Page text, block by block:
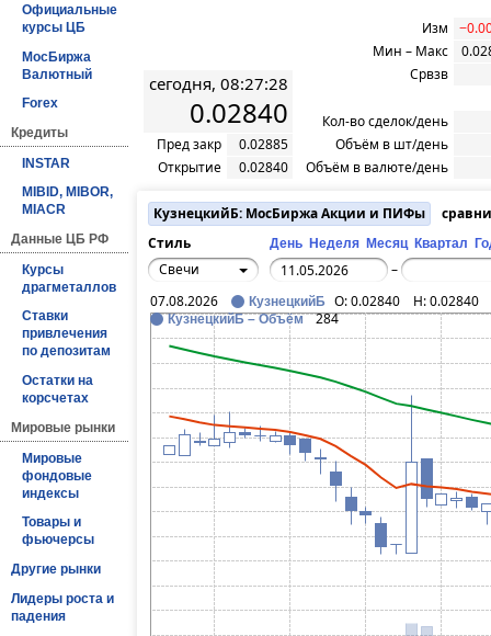
Официальные
курсы ЦБ
МосБиржа
Валютный
Forex
Кредиты
INSTAR
MIBID, MIBOR,
MIACR
Данные ЦБ РФ
Курсы
драгметаллов
Ставки
привлечения
по депозитам
Остатки на
корсчетах
Мировые рынки
Мировые
фондовые
индексы
Товары и
фьючерсы
Другие рынки
Лидеры роста и
падения
сегодня, 08:27:28
0.02840
Пред закр
0.02885
Открытие
0.02840
Изм
Мин – Макс
Срвзв
Кол-во сделок/день
Объём в шт/день
Объём в валюте/день
КузнецкийБ: МосБиржа Акции и ПИФы
Стиль
День Неделя Месяц Квартал
Свечи
–
07.08.2026
КузнецкийБ O:0.02840 H:0.02840
КузнецкийБ – Объём 284